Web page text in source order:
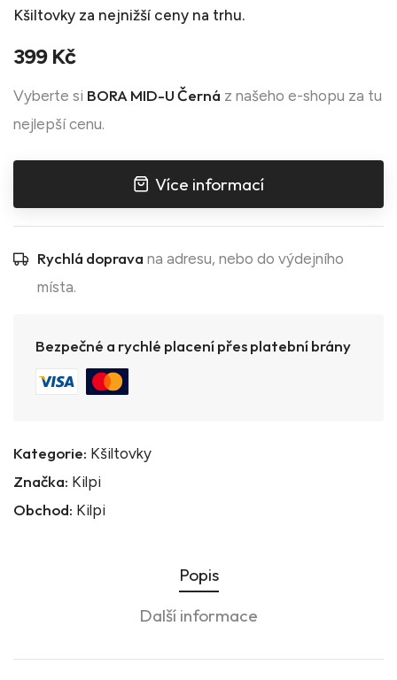
Kšiltovky za nejnižší ceny na trhu.
399 Kč
Vyberte si BORA MID-U Černá z našeho e-shopu za tu
nejlepší cenu.
Více informací
Rychlá doprava na adresu, nebo do výdejního
místa.
Bezpečné a rychlé placení přes platební brány
Kategorie: Kšiltovky
Značka: Kilpi
Obchod: Kilpi
Popis
Další informace